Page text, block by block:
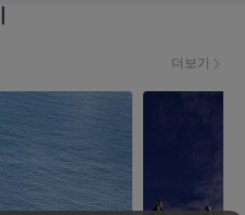
더보기